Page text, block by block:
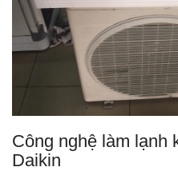
Công nghệ làm lạnh
Daikin